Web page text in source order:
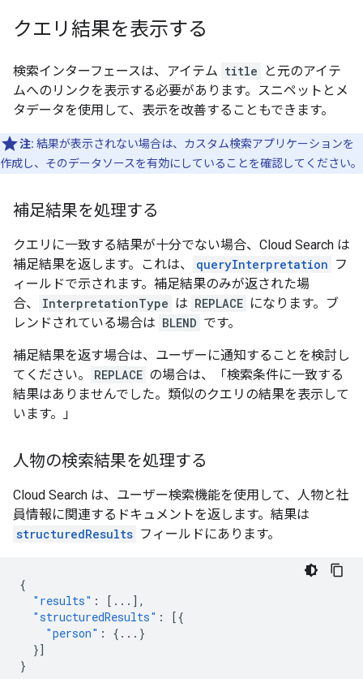
クエリ結果を表示する
検索インターフェースは、アイテム title
と元のアイテ
ムへのリンクを表示する必要があります。スニペットとメ
タデータを使用して、表示を改善することもできます。
注: 結果が表示されない場合は、カスタム検索アプリケーションを
作成し、そのデータソースを有効にしていることを確認してください。
補足結果を処理する
クエリに一致する結果が十分でない場合、Cloud Search は
補足結果を返します。これは、
queryInterpretation フ
ィールドで示されます。補足結果のみが返された場
合、
InterpretationType は REPLACE になります。ブ
レンドされている場合は BLEND です。
補足結果を返す場合は、ユーザーに通知することを検討し
てください。
REPLACE の場合は、「検索条件に一致する
結果はありませんでした。類似のクエリの結果を表示して
います。」
人物の検索結果を処理する
Cloud Search は、ユーザー検索機能を使用して、人物と社
員情報に関連するドキュメントを返します。結果は
structuredResults フィールドにあります。
{
"results" : [ ... ],
"structuredResults" :
[{
"person" : { ... }
}]
}